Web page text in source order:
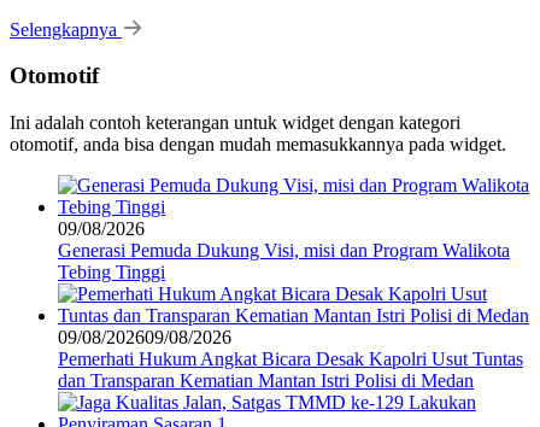
Selengkapnya
Otomotif
Ini adalah contoh keterangan untuk widget dengan kategori
otomotif, anda bisa dengan mudah memasukkannya pada widget.
09/08/2026
Generasi Pemuda Dukung Visi, misi dan Program Walikota
Tebing Tinggi
09/08/202609/08/2026
Pemerhati Hukum Angkat Bicara Desak Kapolri Usut Tuntas
dan Transparan Kematian Mantan Istri Polisi di Medan